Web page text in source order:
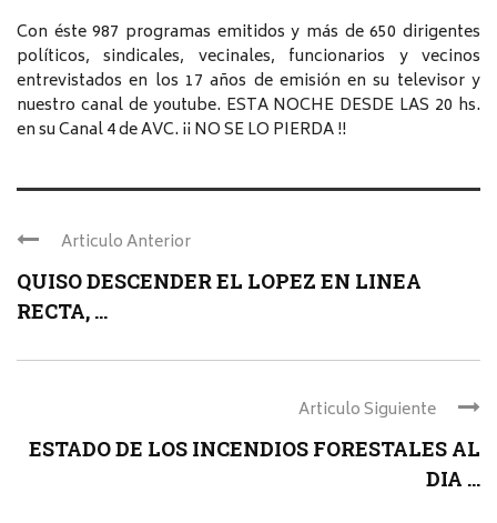
Con éste 987 programas emitidos y más de 650 dirigentes
políticos, sindicales, vecinales, funcionarios y vecinos
entrevistados en los 17 años de emisión en su televisor y
nuestro canal de youtube. ESTA NOCHE DESDE LAS 20 hs.
en su Canal 4 de AVC. ¡¡ NO SE LO PIERDA !!
Articulo Anterior
QUISO DESCENDER EL LOPEZ EN LINEA
RECTA, ...
Articulo Siguiente
ESTADO DE LOS INCENDIOS FORESTALES AL
DIA ...